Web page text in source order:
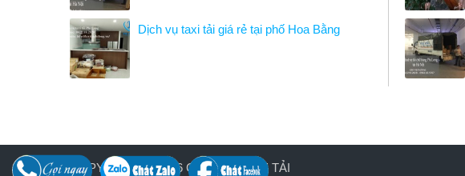
Dịch vụ taxi tải giá rẻ tại phố Hoa Bằng
COPYRIGHT © 2026 CHO THUÊ XE TẢI